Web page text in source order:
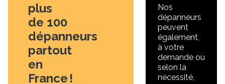
plus
de 100
dépanneurs
partout
en
France !
Nos
dépanneurs
peuvent
également,
à votre
demande ou
selon la
nécessité,